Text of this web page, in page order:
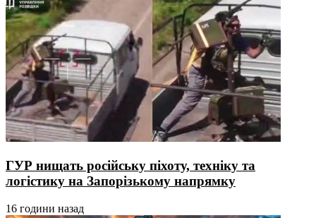
ГУР нищать російську піхоту, техніку та
логістику на Запорізькому напрямку
16 години назад